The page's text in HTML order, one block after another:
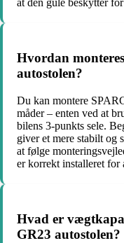
at den gule beskytter
Hvordan
autostolen?
Du kan montere
måder – enten ved at
bilens 3-punkts sele.
giver et mere stabilt og
at følge
er korrekt installeret for
Hvad er
GR23 autostolen?